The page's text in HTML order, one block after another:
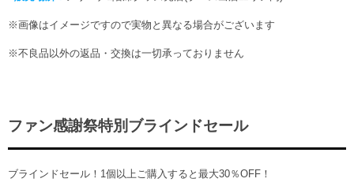
※画像はイメージですので実物と異なる場合がございます
※不良品以外の返品・交換は一切承っておりません
ファン感謝祭特別ブラインドセール
ブラインドセール！1個以上ご購入すると最大30％OFF！